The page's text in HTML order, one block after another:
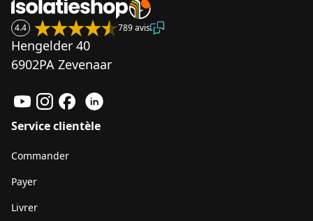
4.4 789 avis
Hengelder 40
6902PA Zevenaar
Service clientèle
Commander
Payer
Livrer